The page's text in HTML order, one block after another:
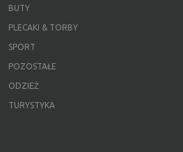
BUTY
PLECAKI & TORBY
SPORT
POZOSTAŁE
ODZIEŻ
TURYSTYKA